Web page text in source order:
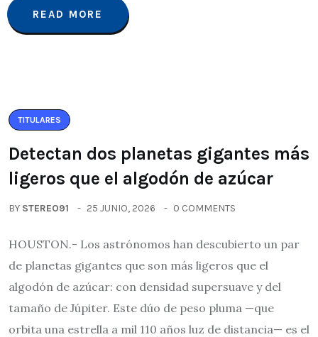
READ MORE
TITULARES
Detectan dos planetas gigantes más
ligeros que el algodón de azúcar
BY STEREO91 25 JUNIO, 2026 0 COMMENTS
HOUSTON.- Los astrónomos han descubierto un par
de planetas gigantes que son más ligeros que el
algodón de azúcar: con densidad supersuave y del
tamaño de Júpiter. Este dúo de peso pluma —que
orbita una estrella a mil 110 años luz de distancia— es el